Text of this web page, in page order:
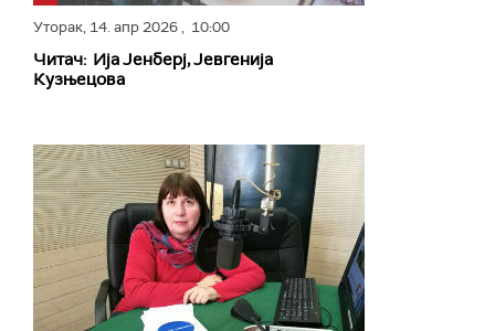
Уторак, 14. апр 2026, 10:00
Читач: Ија Јенберј, Јевгенија
Кузњецова